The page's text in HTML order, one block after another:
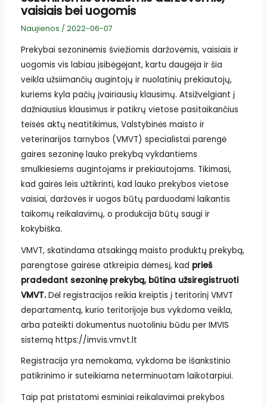
vaisiais bei uogomis
Naujienos / 2022-06-07
Prekybai sezoninėmis šviežiomis daržovėmis, vaisiais ir
uogomis vis labiau įsibėgėjant, kartu daugėja ir šia
veikla užsiimančių augintojų ir nuolatinių prekiautojų,
kuriems kyla pačių įvairiausių klausimų. Atsižvelgiant į
dažniausius klausimus ir patikrų vietose pasitaikančius
teisės aktų neatitikimus, Valstybinės maisto ir
veterinarijos tarnybos (VMVT) specialistai parengė
gaires sezoninę lauko prekybą vykdantiems
smulkiesiems augintojams ir prekiautojams. Tikimasi,
kad gairės leis užtikrinti, kad lauko prekybos vietose
vaisiai, daržovės ir uogos būtų parduodami laikantis
taikomų reikalavimų, o produkcija būtų saugi ir
kokybiška.
VMVT, skatindama atsakingą maisto produktų prekybą,
parengtose gairėse atkreipia dėmesį, kad prieš
pradedant sezoninę prekybą, būtina užsiregistruoti
VMVT.Dėl registracijos reikia kreiptis į teritorinį VMVT
departamentą, kurio teritorijoje bus vykdoma veikla,
arba pateikti dokumentus nuotoliniu būdu per IMVIS
sistemą https://imvis.vmvt.lt
Registracija yra nemokama, vykdoma be išankstinio
patikrinimo ir suteikiama neterminuotam laikotarpiui.
Taip pat pristatomi esminiai reikalavimai prekybos